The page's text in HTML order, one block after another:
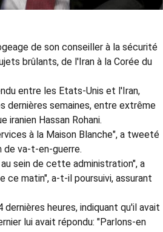
de son conseiller à la sécurité
brûlants, de l'Iran à la Corée du
entre les Etats-Unis et l'Iran,
dernières semaines, entre extrême
Hassan Rohani.
à la Maison Blanche", a tweeté
de va-t-en-guerre.
sein de cette administration", a
ce matin", a-t-il poursuivi, assurant
heures, indiquant qu'il avait
lui avait répondu: "Parlons-en